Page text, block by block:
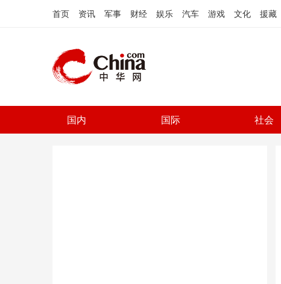
首页 资讯 军事 财经 娱乐 汽车 游戏 文化 援藏
国内 国际 社会